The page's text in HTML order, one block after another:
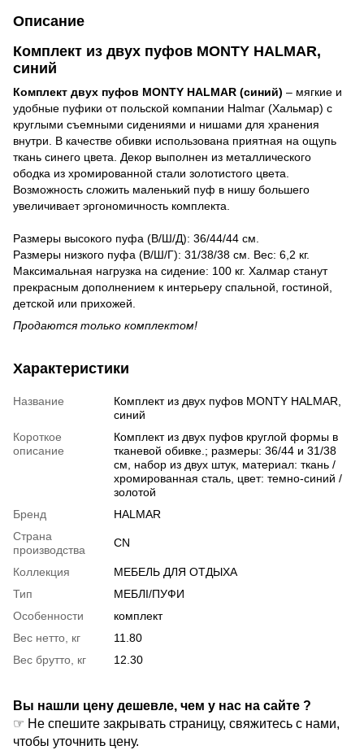
Описание
Комплект из двух пуфов MONTY HALMAR,
синий
Комплект двух пуфов MONTY HALMAR (синий) – мягкие и
удобные пуфики от польской компании Halmar (Хальмар) с
круглыми съемными сидениями и нишами для хранения
внутри. В качестве обивки использована приятная на ощупь
ткань синего цвета. Декор выполнен из металлического
ободка из хромированной стали золотистого цвета.
Возможность сложить маленький пуф в нишу большего
увеличивает эргономичность комплекта.
Размеры высокого пуфа (В/Ш/Д): 36/44/44 см.
Размеры низкого пуфа (В/Ш/Г): 31/38/38 см. Вес: 6,2 кг.
Максимальная нагрузка на сидение: 100 кг. Халмар станут
прекрасным дополнением к интерьеру спальной, гостиной,
детской или прихожей.
Продаются только комплектом!
Характеристики
Название
Комплект из двух пуфов MONTY HALMAR,
синий
Короткое
описание
Комплект из двух пуфов круглой формы в
тканевой обивке.; размеры: 36/44 и 31/38
см, набор из двух штук, материал: ткань /
хромированная сталь, цвет: темно-синий /
золотой
Бренд
HALMAR
Страна
производства
CN
Коллекция
МЕБЕЛЬ ДЛЯ ОТДЫХА
Тип
МЕБЛІ/ПУФИ
Особенности
комплект
Вес нетто, кг
11.80
Вес брутто, кг
12.30
Вы нашли цену дешевле, чем у нас на сайте ?
☞ Не спешите закрывать страницу, свяжитесь с нами,
чтобы уточнить цену.